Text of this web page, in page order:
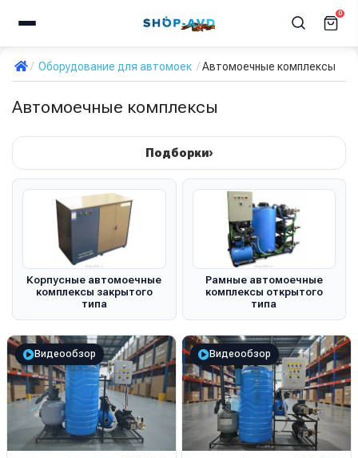
0
Оборудование для автомоек Автомоечные комплексы
Автомоечные комплексы
Подборки›
Корпусные автомоечные
комплексы закрытого
типа
Рамные автомоечные
комплексы открытого
типа
Видеообзор Видеообзор